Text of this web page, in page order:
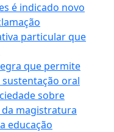
é indicado novo
particular que
que permite
oral
sobre
magistratura
educação